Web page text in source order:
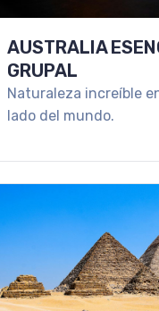
AUSTRALIA
GRUPAL
Naturaleza increíble
lado del mundo.